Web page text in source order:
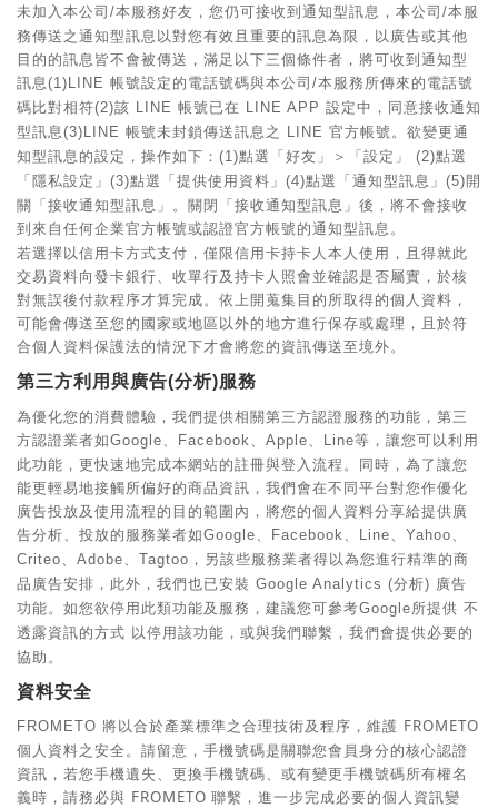
未加入本公司 /本服務好友，您仍可接收到通知型訊息，本公司 /本服
務傳送之通知型訊息以對您有效且重要的訊息為限，以廣告或其他
目的的訊息皆不會被傳送，滿足以下三個條件者，將可收到通知型
訊息(1)LINE 帳號設定的電話號碼與本公司 /本服務所傳來的電話號
碼比對相符(2)該 LINE 帳號已在 LINE APP 設定中，同意接收通知
型訊息(3)LINE 帳號未封鎖傳送訊息之 LINE 官方帳號。欲變更通
知型訊息的設定，操作如下： (1)點選「好友」＞「設定」 (2)點選
「隱私設定」 (3)點選「提供使用資料」 (4)點選「通知型訊息」 (5)開
關「接收通知型訊息」。關閉「接收通知型訊息」後，將不會接收
到來自任何企業官方帳號或認證官方帳號的通知型訊息。
若選擇以信用卡方式支付，僅限信用卡持卡人本人使用，且得就此
交易資料向發卡銀行、收單行及持卡人照會並確認是否屬實，於核
對無誤後付款程序才算完成。依上開蒐集目的所取得的個人資料，
可能會傳送至您的國家或地區以外的地方進行保存或處理，且於符
合個人資料保護法的情況下才會將您的資訊傳送至境外。
第三方利用與廣告(分析)服務
為優化您的消費體驗，我們提供相關第三方認證服務的功能，第三
方認證業者如Google、 Facebook、 Apple、 Line等，讓您可以利用
此功能，更快速地完成本網站的註冊與登入流程。同時，為了讓您
能更輕易地接觸所偏好的商品資訊，我們會在不同平台對您作優化
廣告投放及使用流程的目的範圍內，將您的個人資料分享給提供廣
告分析、投放的服務業者如Google、 Facebook、 Line、 Yahoo、
Criteo、 Adobe、 Tagtoo ，另該些服務業者得以為您進行精準的商
品廣告安排，此外，我們也已安裝 Google Analytics (分析) 廣告
功能。如您欲停用此類功能及服務，建議您可參考Google所提供 不
透露資訊的方式 以停用該功能，或與我們聯繫，我們會提供必要的
協助。
資料安全
FROMETO 將以合於產業標準之合理技術及程序，維護 FROMETO
個人資料之安全。請留意，手機號碼是關聯您會員身分的核心認證
資訊，若您手機遺失、更換手機號碼、或有變更手機號碼所有權名
義時，請務必與 FROMETO 聯繫，進一步完成必要的個人資訊變